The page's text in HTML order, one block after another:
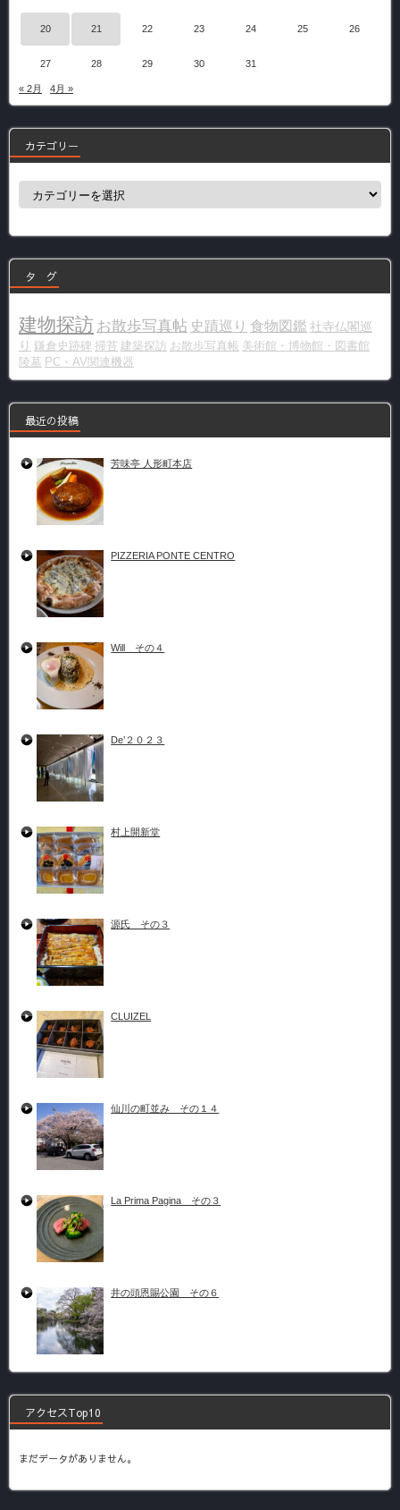
20 21 22 23 24 25 26
27 28 29 30 31
« 2月 4月 »
カテゴリー
カ
ー
タ グ
建物探訪 お散歩写真帖 史蹟巡り 食物図鑑 社寺仏閣巡
り 鎌倉史跡碑 掃苔 建築探訪 お散歩写真帳 美術館・博物館・図書館
陵墓 PC・AV関連機器
最近の投稿
芳味亭 人形町本店
PIZZERIA PONTE CENTRO
Will その４
De’２０２３
村上開新堂
源氏 その３
CLUIZEL
仙川の町並み その１４
La Prima Pagina その３
井の頭恩賜公園 その６
アクセスTop10
まだデータがありません。